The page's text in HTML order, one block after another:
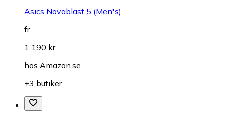
Asics Novablast 5 (Men's)
fr.
1 190 kr
hos Amazon.se
+3 butiker